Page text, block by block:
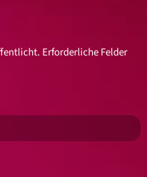
Erforderliche Felder